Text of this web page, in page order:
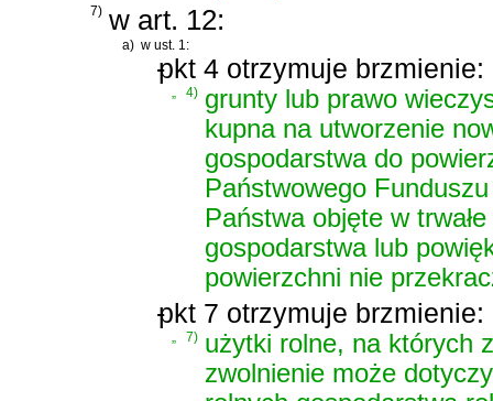
7) w art. 12:
a) w ust. 1:
-
pkt 4 otrzymuje brzmienie:
„ 4) grunty lub prawo
kupna na utworzenie
gospodarstwa do
Państwowego
Państwa objęte w
gospodarstwa lub
powierzchni nie
-
pkt 7 otrzymuje brzmienie:
7) użytki rolne, na których
zwolnienie może